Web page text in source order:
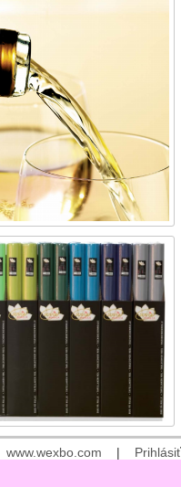
www.wexbo.com | Prihlásiť